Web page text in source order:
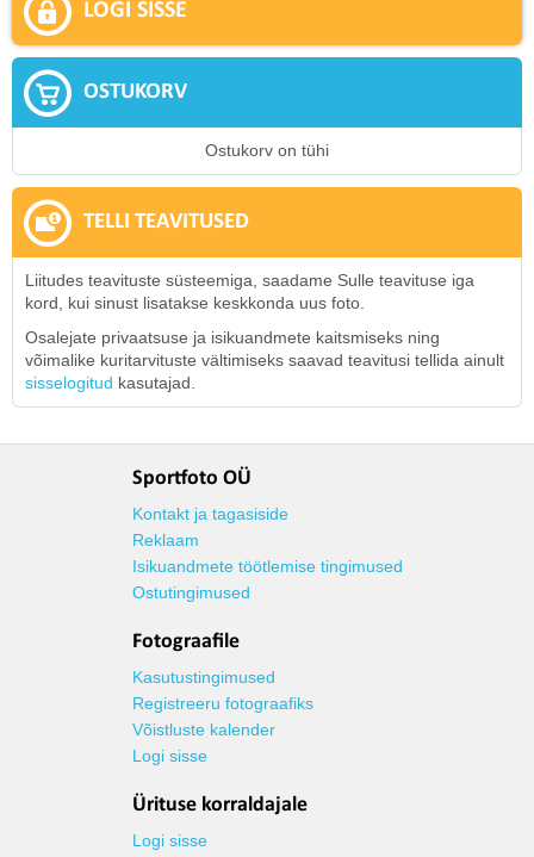
LOGI SISSE
OSTUKORV
Ostukorv on tühi
TELLI TEAVITUSED
Liitudes teavituste süsteemiga, saadame Sulle teavituse iga
kord, kui sinust lisatakse keskkonda uus foto.
Osalejate privaatsuse ja isikuandmete kaitsmiseks ning
võimalike kuritarvituste vältimiseks saavad teavitusi tellida ainult
sisselogitud kasutajad.
Sportfoto OÜ
Kontakt ja tagasiside
Reklaam
Isikuandmete töötlemise tingimused
Ostutingimused
Fotograafile
Kasutustingimused
Registreeru fotograafiks
Võistluste kalender
Logi sisse
Ürituse korraldajale
Logi sisse